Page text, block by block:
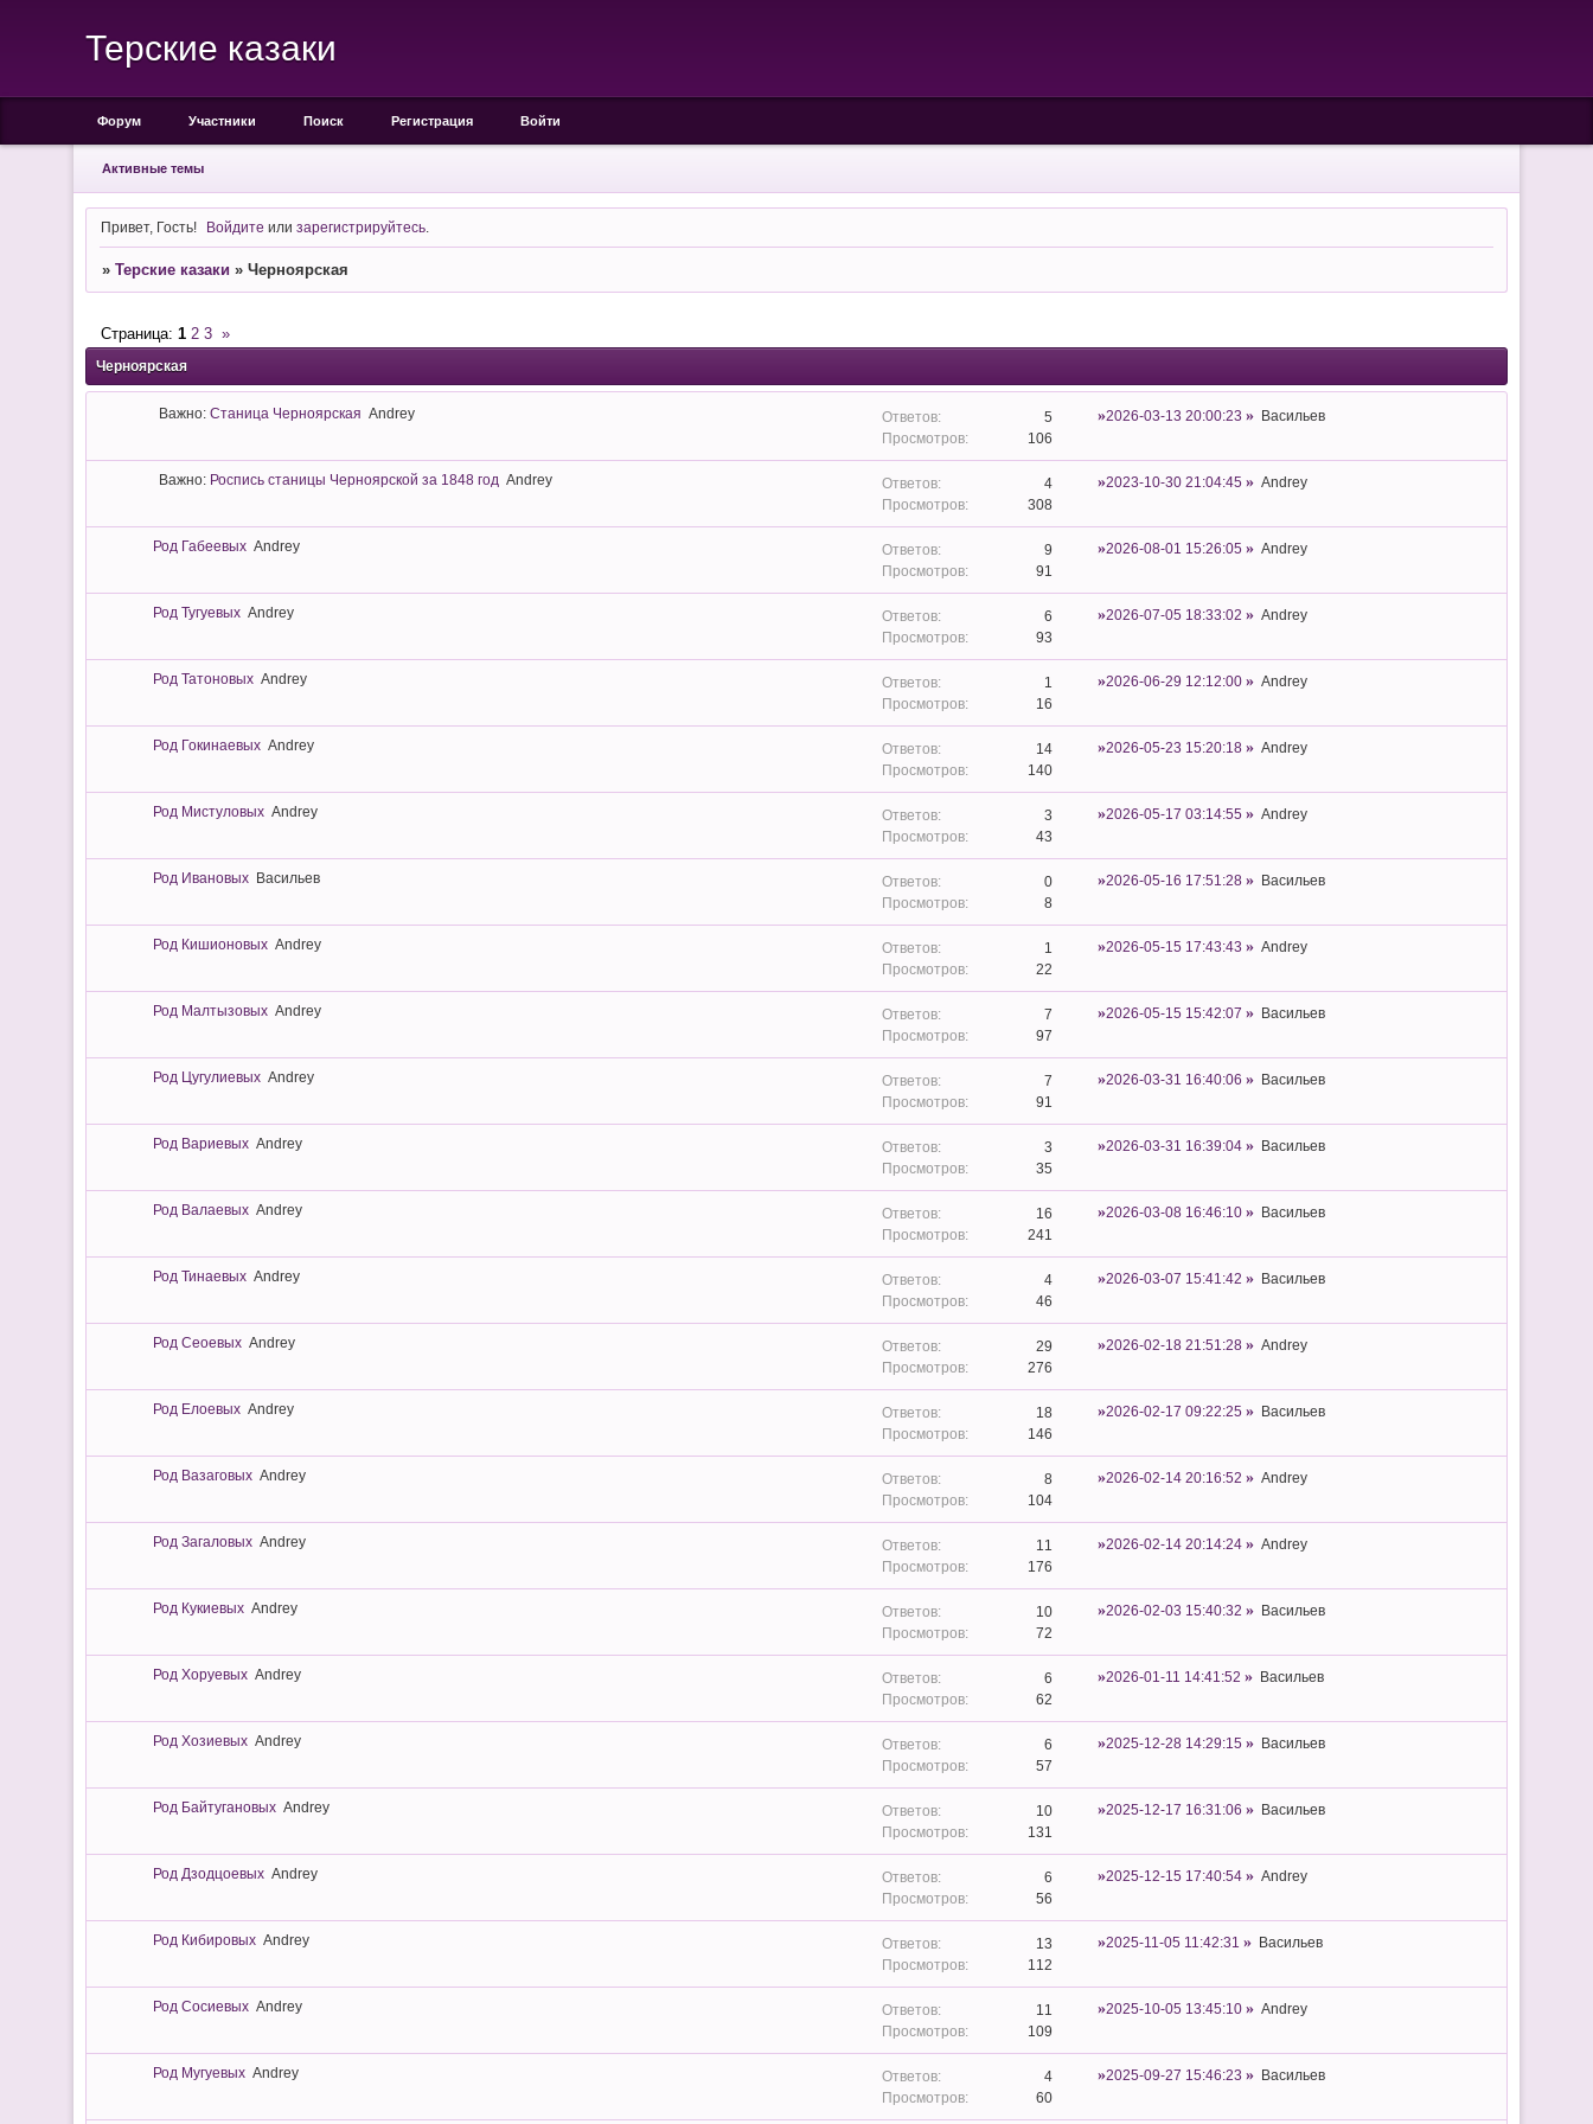
Терские казаки
Форум Участники Поиск Регистрация Войти
Активные темы
Привет, Гость! Войдите илизарегистрируйтесь
» Терские казаки » Черноярская
Черноярская
Страница: 1 2 3 »
Важно: Станица Черноярская Andrey
5
106
2026-03-13 20:00:23 Васильев
Важно: Роспись станицы Черноярской за 1848 год Andrey
4
308
2023-10-30 21:04:45 Andrey
Род Габеевых Andrey
9
91
2026-08-01 15:26:05 Andrey
Род Тугуевых Andrey
6
93
2026-07-05 18:33:02 Andrey
Род Татоновых Andrey
1
16
2026-06-29 12:12:00 Andrey
Род Гокинаевых Andrey
14
140
2026-05-23 15:20:18 Andrey
Род Мистуловых Andrey
3
43
2026-05-17 03:14:55 Andrey
Род Ивановых Васильев
0
8
2026-05-16 17:51:28 Васильев
Род Кишионовых Andrey
1
22
2026-05-15 17:43:43 Andrey
Род Малтызовых Andrey
7
97
2026-05-15 15:42:07 Васильев
Род Цугулиевых Andrey
7
91
2026-03-31 16:40:06 Васильев
Род Вариевых Andrey
3
35
2026-03-31 16:39:04 Васильев
Род Валаевых Andrey
16
241
2026-03-08 16:46:10 Васильев
Род Тинаевых Andrey
4
46
2026-03-07 15:41:42 Васильев
Род Сеоевых Andrey
29
276
2026-02-18 21:51:28 Andrey
Род Елоевых Andrey
18
146
2026-02-17 09:22:25 Васильев
Род Вазаговых Andrey
8
104
2026-02-14 20:16:52 Andrey
Род Загаловых Andrey
11
176
2026-02-14 20:14:24 Andrey
Род Кукиевых Andrey
10
72
2026-02-03 15:40:32 Васильев
Род Хоруевых Andrey
6
62
2026-01-11 14:41:52 Васильев
Род Хозиевых Andrey
6
57
2025-12-28 14:29:15 Васильев
Род Байтугановых Andrey
10
131
2025-12-17 16:31:06 Васильев
Род Дзодцоевых Andrey
6
56
2025-12-15 17:40:54 Andrey
Род Кибировых Andrey
13
112
2025-11-05 11:42:31 Васильев
Род Сосиевых Andrey
11
109
2025-10-05 13:45:10 Andrey
Род Мугуевых Andrey
4
60
2025-09-27 15:46:23 Васильев